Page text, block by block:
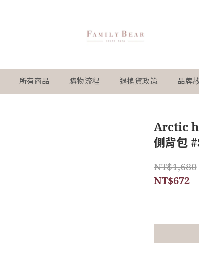
所有商品 購物流程 退換貨政策 品牌
Arctic
側背包
NT$1,680
NT$672